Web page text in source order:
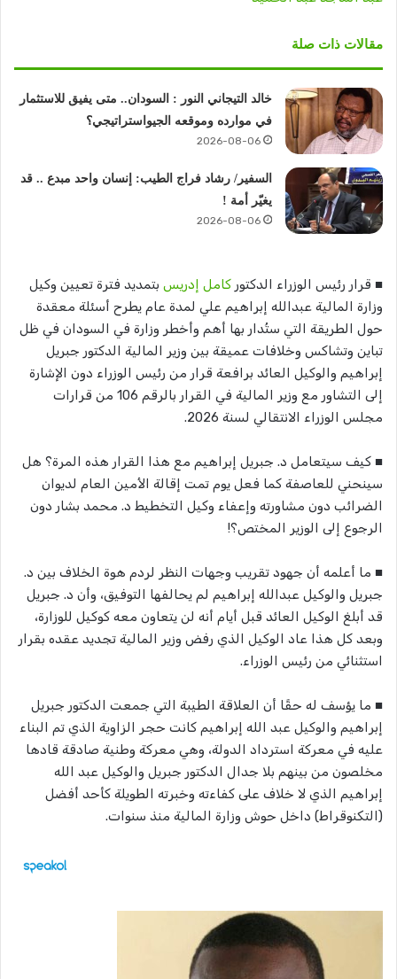
مقالات ذات صلة
خالد التيجاني النور : السودان.. متى يفيق للاستثمار
في موارده وموقعه الجيواستراتيجي؟
2026-08-06
السفير/ رشاد فراج الطيب: إنسان واحد مبدع .. قد
يغيّر أمة !
2026-08-06
■ قرار رئيس الوزراء الدكتور كامل إدريس بتمديد فترة تعيين وكيل
وزارة المالية عبدالله إبراهيم علي لمدة عام يطرح أسئلة معقدة
حول الطريقة التي ستُدار بها أهم وأخطر وزارة في السودان في ظل
تباين وتشاكس وخلافات عميقة بين وزير المالية الدكتور جبريل
إبراهيم والوكيل العائد برافعة قرار من رئيس الوزراء دون الإشارة
إلى التشاور مع وزير المالية في القرار بالرقم 106 من قرارات
مجلس الوزراء الانتقالي لسنة 2026.
■ كيف سيتعامل د. جبريل إبراهيم مع هذا القرار هذه المرة؟ هل
سينحني للعاصفة كما فعل يوم تمت إقالة الأمين العام لديوان
الضرائب دون مشاورته وإعفاء وكيل التخطيط د. محمد بشار دون
الرجوع إلى الوزير المختص؟!
■ ما أعلمه أن جهود تقريب وجهات النظر لردم هوة الخلاف بين د.
جبريل والوكيل عبدالله إبراهيم لم يحالفها التوفيق، وأن د. جبريل
قد أبلغ الوكيل العائد قبل أيام أنه لن يتعاون معه كوكيل للوزارة،
وبعد كل هذا عاد الوكيل الذي رفض وزير المالية تجديد عقده بقرار
استثنائي من رئيس الوزراء.
■ ما يؤسف له حقًا أن العلاقة الطيبة التي جمعت الدكتور جبريل
إبراهيم والوكيل عبد الله إبراهيم كانت حجر الزاوية الذي تم البناء
عليه في معركة استرداد الدولة، وهي معركة وطنية صادقة قادها
مخلصون من بينهم بلا جدال الدكتور جبريل والوكيل عبد الله
إبراهيم الذي لا خلاف على كفاءته وخبرته الطويلة كأحد أفضل
(التكنوقراط) داخل حوش وزارة المالية منذ سنوات.